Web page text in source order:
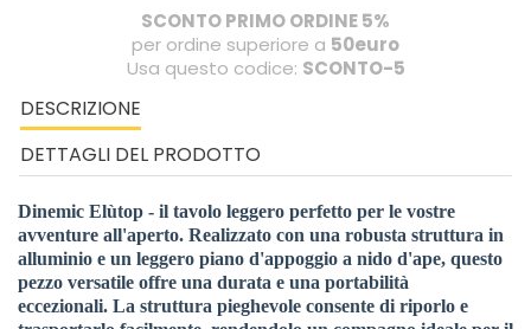
SCONTO PRIMO ORDINE 5%
per ordine superiore a 50euro
Usa questo codice: SCONTO-5
DESCRIZIONE
DETTAGLI DEL PRODOTTO
Dinemic Elùtop - il tavolo leggero perfetto per le vostre
avventure all'aperto. Realizzato con una robusta struttura in
alluminio e un leggero piano d'appoggio a nido d'ape, questo
pezzo versatile offre una durata e una portabilità
eccezionali. La struttura pieghevole consente di riporlo e